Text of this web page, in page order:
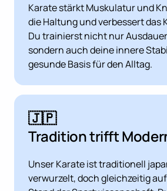
Karate stärkt Muskulatur und
die Haltung und verbessert das
Du trainierst nicht nur
sondern auch deine innere
gesunde Basis für den Alltag.
🇯🇵
Tradition trifft
Unser Karate ist traditionell
verwurzelt, doch gleichzeitig